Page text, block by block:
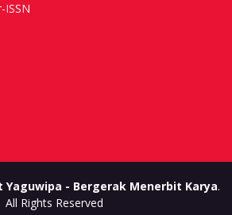
ISSN
Yaguwipa - Bergerak Menerbit Karya.
All Rights Reserved